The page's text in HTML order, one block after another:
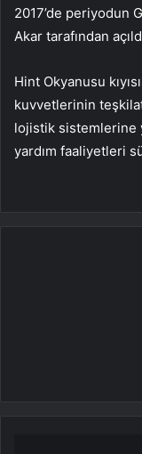
2017’de periyodun
Akar tarafından
Hint Okyanusu
kuvvetlerinin
lojistik sistemlerine
yardım faaliyetleri